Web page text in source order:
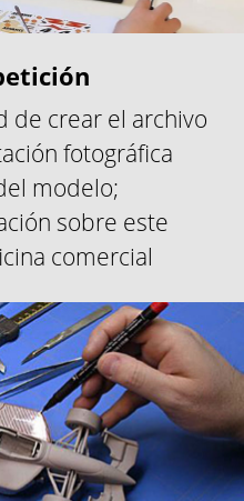
de crear el archivo
fotográfica
modelo;
sobre este
comercial